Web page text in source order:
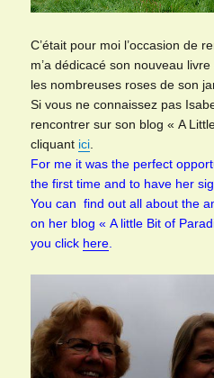
C’était pour moi l’occasion de
m’a dédicacé son nouveau
les nombreuses roses de son
Si vous ne connaissez pas
rencontrer sur son blog « A
cliquant ici
For me it was the perfect
the first time and to have her
You can find out all about the
on her blog « A little Bit of
you click here